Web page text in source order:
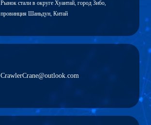
Рынок стали в округе Хуантай, город Зибо,
провинция Шаньдун, Китай
CrawlerCrane@outlook.com